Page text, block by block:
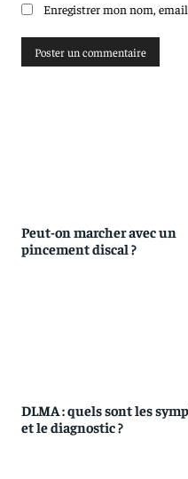
Enregistrer mon nom,
Peut-on marcher avec un
pincement discal ?
DLMA : quels sont les
et le diagnostic ?